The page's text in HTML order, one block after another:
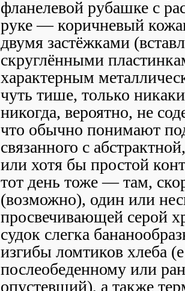
фланелевой рубашке с
руке — коричневый
двумя застёжками
скруглёнными
характерным
чуть тише, только
никогда, вероятно, не
что обычно понимают
связанного с
или хотя бы простой
тот день тоже — там,
(возможно), один или
просвечивающей серой
судок слегка
изгибы ломтиков хлеба
послеобеденному или
опустевший), а также